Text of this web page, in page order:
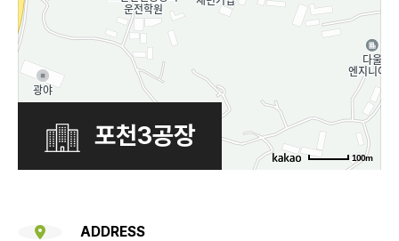
100m
포천3공장
ADDRESS